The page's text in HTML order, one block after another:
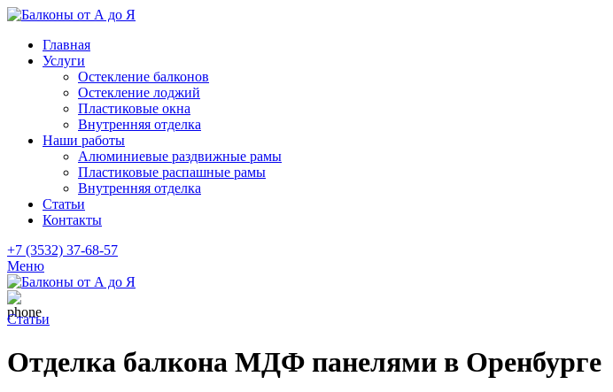
Главная
Услуги
Остекление балконов
Остекление лоджий
Пластиковые окна
Внутренняя отделка
Наши работы
Алюминиевые раздвижные рамы
Пластиковые распашные рамы
Внутренняя отделка
Статьи
Контакты
+7 (3532) 37-68-57
Меню
Статьи
Отделка балкона МДФ панелями в Оренбурге